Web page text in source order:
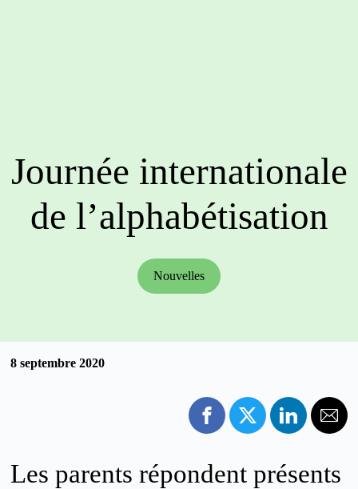
Journée internationale
de l’alphabétisation
Nouvelles
8 septembre 2020
Les parents répondent présents